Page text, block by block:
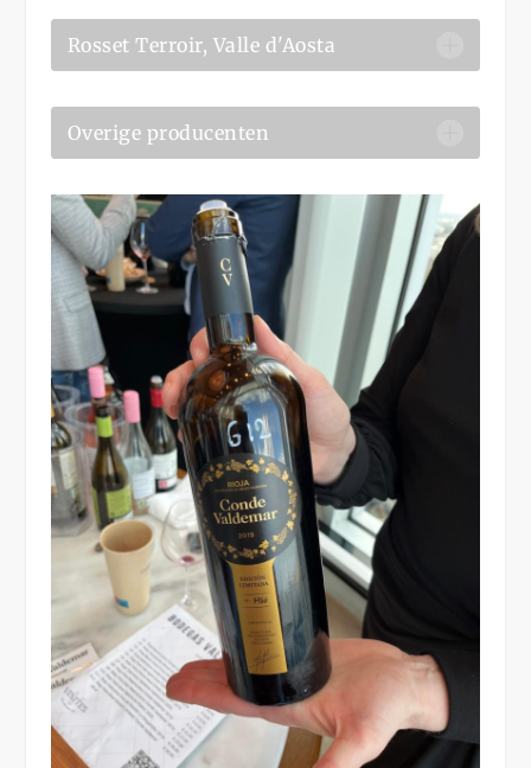
Rosset Terroir, Valle d'Aosta
Overige producenten